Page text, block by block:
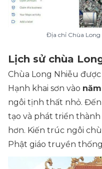
Địa chỉ Chùa Long
Lịch sử chùa
Chùa Long Nhiễu
Hạnh khai sơn vào
ngôi tịnh thất nhỏ. Đến
tạo và phát triển
hơn. Kiến trúc ngôi
Phật giáo truyền